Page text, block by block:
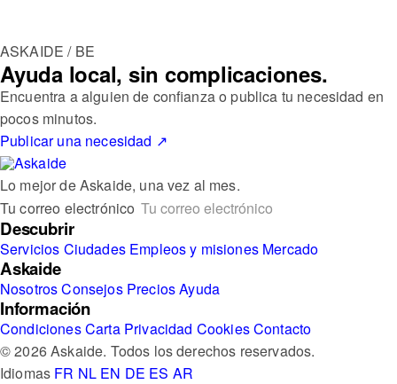
ASKAIDE / BE
Ayuda local, sin complicaciones.
Encuentra a alguien de confianza o publica tu necesidad en
pocos minutos.
Publicar una necesidad ↗
Lo mejor de Askaide, una vez al mes.
Tu correo electrónico
Descubrir
Servicios Ciudades Empleos y misiones Mercado
Askaide
NosotrosConsejos PreciosAyuda
Información
CondicionesCarta Privacidad CookiesContacto
© 2026 Askaide. Todos los derechos reservados.
Idiomas FR NL EN DE ES AR